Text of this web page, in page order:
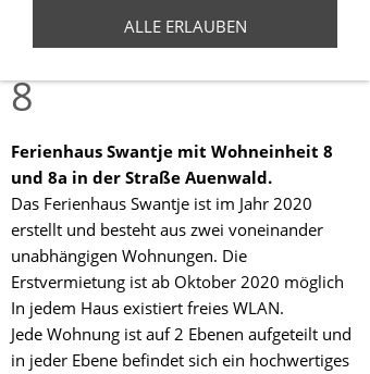
Swantje Auenwald
8
Ferienhaus Swantje mit Wohneinheit 8
und 8a in der Straße Auenwald.
Das Ferienhaus Swantje ist im Jahr 2020
erstellt und besteht aus zwei voneinander
unabhängigen Wohnungen. Die
Erstvermietung ist ab Oktober 2020 möglich
In jedem Haus existiert freies WLAN.
Jede Wohnung ist auf 2 Ebenen aufgeteilt und
in jeder Ebene befindet sich ein hochwertiges
ALLE ERLAUBEN